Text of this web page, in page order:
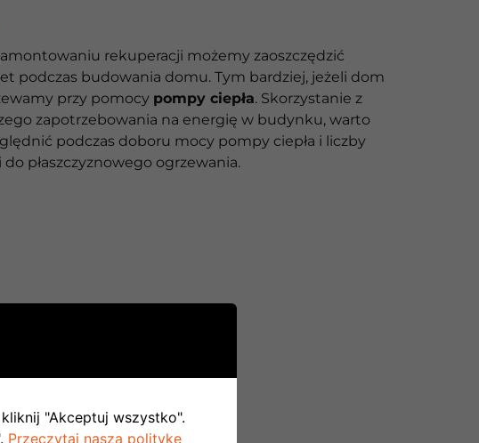
rekuperacji możemy zaoszczędzić
podczas budowania domu. Tym bardziej, jeżeli dom
przy pomocy pompy ciepła. Skorzystanie z
zapotrzebowania na energię w budynku, warto
podczas doboru mocy pompy ciepła i liczby
do płaszczyznowego ogrzewania.
"Akceptuj wszystko".
Przeczytaj naszą politykę